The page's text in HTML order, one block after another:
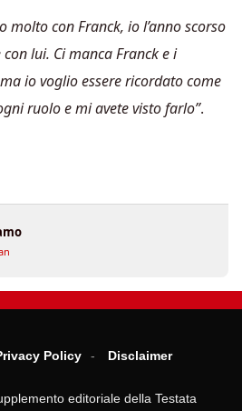
molto con Franck, io l’anno scorso
lui. Ci manca Franck e i
io voglio essere ricordato come
ruolo e mi avete visto farlo”.
Policy Disclaimer
editoriale della Testata